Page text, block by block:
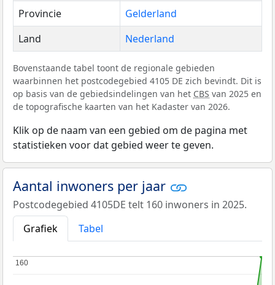
Provincie
Gelderland
Land
Nederland
Bovenstaande tabel toont de regionale gebieden
waarbinnen het postcodegebied 4105 DE zich bevindt. Dit is
op basis van de gebiedsindelingen van het CBS van 2025 en
de topografische kaarten van het Kadaster van 2026.
Klik op de naam van een gebied om de pagina met
statistieken voor dat gebied weer te geven.
Aantal inwoners per jaar
Postcodegebied 4105DE telt 160 inwoners in 2025.
Grafiek
Tabel
160
160